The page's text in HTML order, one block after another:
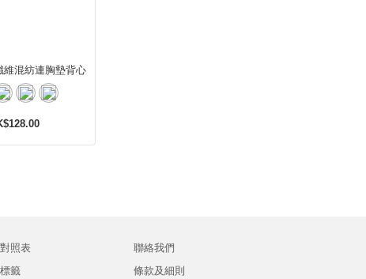
維混紡連胸墊背心
照表
籤
聯絡我們
條款及細則